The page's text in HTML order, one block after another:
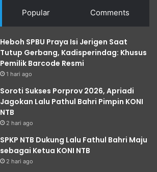
Popular Comments
Heboh SPBU Praya Isi Jerigen Saat
Tutup Gerbang, Kadisperindag: Khusus
Pemilik Barcode Resmi
1 hari ago
Soroti Sukses Porprov 2026, Apriadi
Jagokan Lalu Pathul Bahri Pimpin KONI
NTB
2 hari ago
SPKP NTB Dukung Lalu Fathul Bahri Maju
sebagai Ketua KONI NTB
2 hari ago